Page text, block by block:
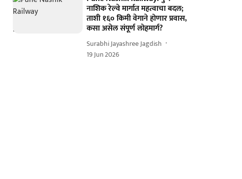
नाशिक रेल्वे मार्गात महत्वाचा बदल;
ताशी १६० किमी वेगाने होणार प्रवास,
कसा असेल संपूर्ण लोहमार्ग?
Surabhi Jayashree Jagdish
19 Jun 2026